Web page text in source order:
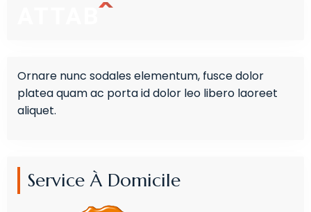
Ornare nunc sodales elementum, fusce dolor
platea quam ac porta id dolor leo libero laoreet
aliquet.
Service À Domicile